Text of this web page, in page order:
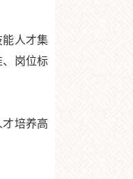
人才集
、岗位标
培养高